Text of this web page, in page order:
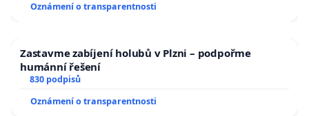
Oznámení o transparentnosti
Zastavme zabíjení holubů v Plzni – podpořme
humánní řešení
830 podpisů
Oznámení o transparentnosti